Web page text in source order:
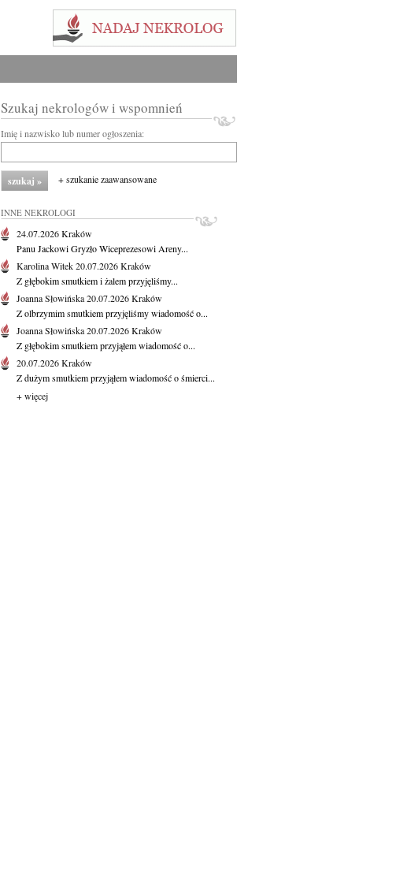
Szukaj nekrologów i wspomnień
Imię i nazwisko lub numer ogłoszenia:
+ szukanie zaawansowane
INNE NEKROLOGI
24.07.2026Kraków
Panu Jackowi Gryzło Wiceprezesowi Areny...
Karolina Witek20.07.2026Kraków
Z głębokim smutkiem i żalem przyjęliśmy...
Joanna Słowińska20.07.2026Kraków
Z olbrzymim smutkiem przyjęliśmy wiadomość o...
Joanna Słowińska20.07.2026Kraków
Z głębokim smutkiem przyjąłem wiadomość o...
20.07.2026Kraków
Z dużym smutkiem przyjąłem wiadomość o śmierci...
+ więcej